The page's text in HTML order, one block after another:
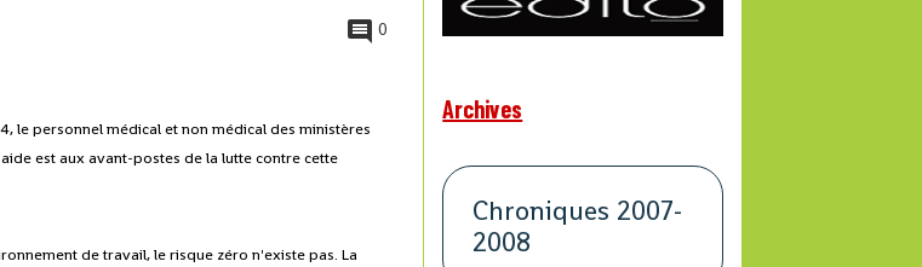
0
le personnel médical et non médical des ministères
est aux avant-postes de la lutte contre cette
de travail, le risque zéro n'existe pas. La
Archives
Chroniques 2007-
2008